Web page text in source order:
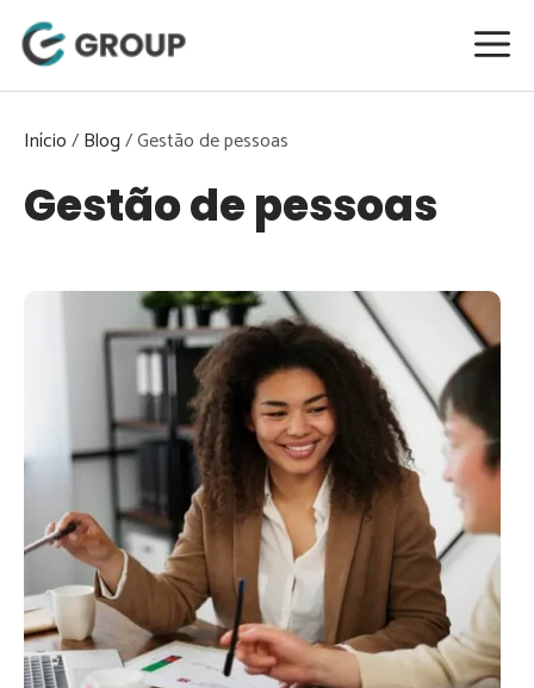
para
conteúdo
Início/Blog/Gestão de pessoas
Gestão de pessoas